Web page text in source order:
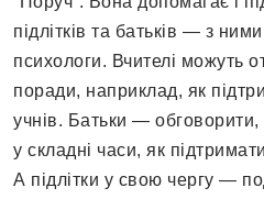
підлітків та батьків — з
психологи. Вчителі можуть
поради, наприклад, як
учнів. Батьки —
у складні часи, як
А підлітки у свою чергу —